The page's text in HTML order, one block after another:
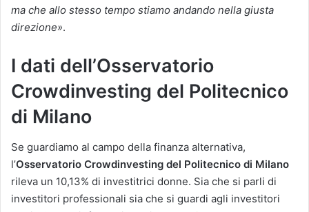
ma che allo stesso tempo stiamo andando nella giusta
direzione».
I dati dell’Osservatorio
Crowdinvesting del Politecnico
di Milano
Se guardiamo al campo della finanza alternativa,
l’Osservatorio Crowdinvesting del Politecnico di Milano
rileva un 10,13% di investitrici donne. Sia che si parli di
investitori professionali sia che si guardi agli investitori